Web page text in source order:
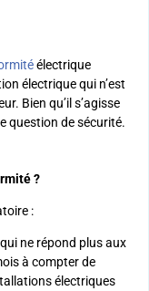
électrique
électrique qui n’est
Bien qu’il s’agisse
question de sécurité.
?
:
ne répond plus aux
à compter de
électriques